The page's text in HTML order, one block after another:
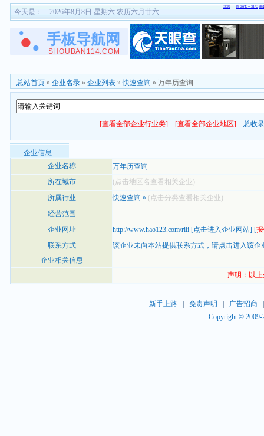
今天是： 2026年8月8日 星期六 农历六月廿六
总站首页 » 企业名录 » 企业列表 »快速查询 » 万年历查询
[查看全部企业行业类] [查看全部企业地区] 总收
企业信息
企业名称
万年历查询
所在城市
(点击地区名查看相关企业)
所属行业
快速查询 » (点击分类查看相关企业)
经营范围
企业网址
http://www.hao123.com/rili [点击进入企业网站] [
联系方式
该企业未向本站提供联系方式， 请点击进入该企
企业相关信息
声明：以
新手上路| 免责声明 广告招商
Copyright ©